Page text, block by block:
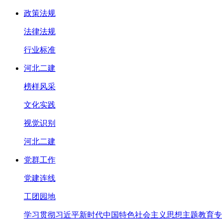
政策法规
法律法规
行业标准
河北二建
榜样风采
文化实践
视觉识别
河北二建
党群工作
党建连线
工团园地
学习贯彻习近平新时代中国特色社会主义思想主题教育